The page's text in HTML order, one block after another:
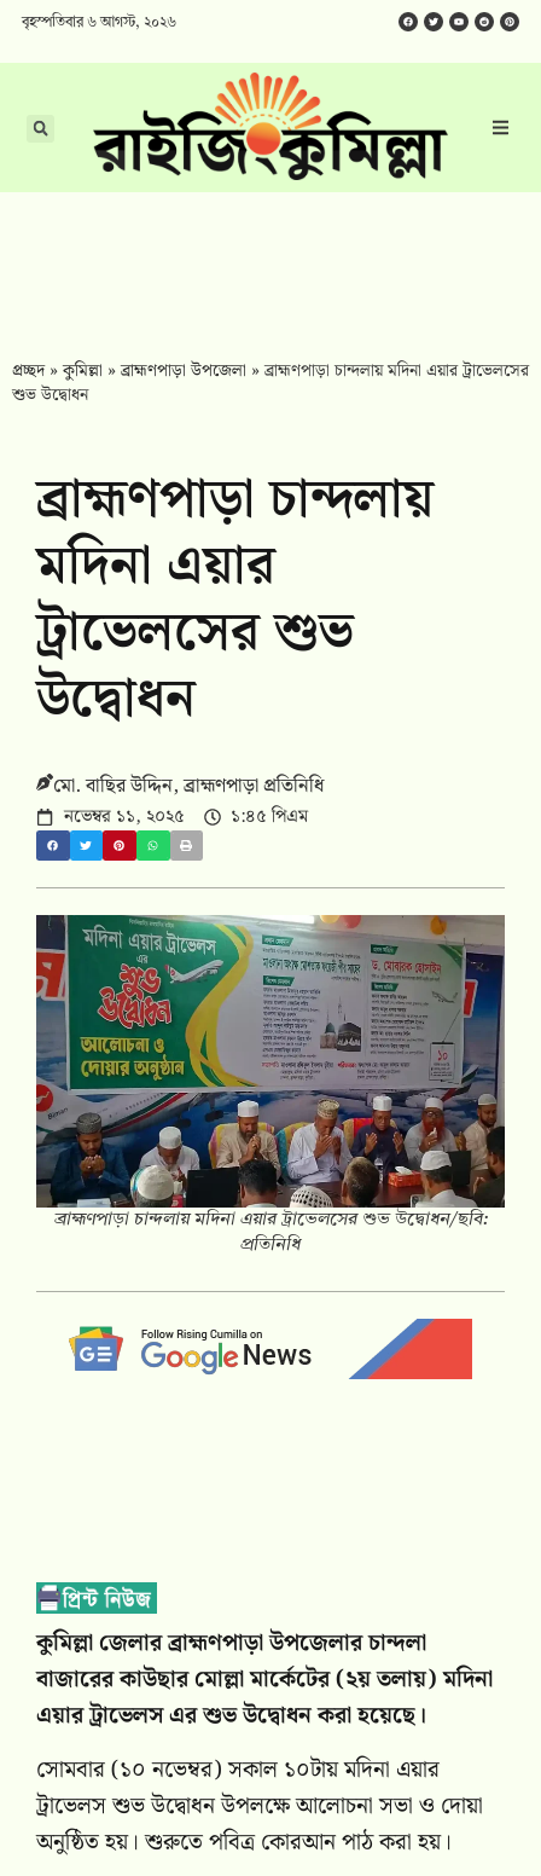
বৃহস্পতিবার ৬ আগস্ট, ২০২৬
প্রচ্ছদ»কুমিল্লা »ব্রাহ্মণপাড়া উপজেলা »ব্রাহ্মণপাড়া চান্দলায় মদিনা এয়ার ট্রাভেলসের
শুভ উদ্বোধন
ব্রাহ্মণপাড়া চান্দলায়
মদিনা এয়ার
ট্রাভেলসের শুভ
উদ্বোধন
মো. বাছির উদ্দিন, ব্রাহ্মণপাড়া প্রতিনিধি
নভেম্বর ১১, ২০২৫ ১:৪৫ পিএম
ব্রাহ্মণপাড়া চান্দলায় মদিনা এয়ার ট্রাভেলসের শুভ উদ্বোধন/ছবি:
প্রতিনিধি
‎কুমিল্লা জেলার ব্রাহ্মণপাড়া উপজেলার চান্দলা
বাজারের কাউছার মোল্লা মার্কেটের (২য় তলায়) মদিনা
এয়ার ট্রাভেলস এর শুভ উদ্বোধন করা হয়েছে।
সোমবার (১০ নভেম্বর) সকাল ১০টায় মদিনা এয়ার
ট্রাভেলস শুভ উদ্বোধন উপলক্ষে আলোচনা সভা ও দোয়া
অনুষ্ঠিত হয়। শুরুতে পবিত্র কোরআন পাঠ করা হয়।